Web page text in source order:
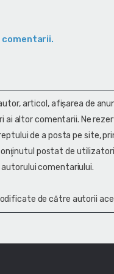
articol, afişarea de
ai altor comentarii. Ne
de a posta pe site,
postat de
comentariului.
de către autorii